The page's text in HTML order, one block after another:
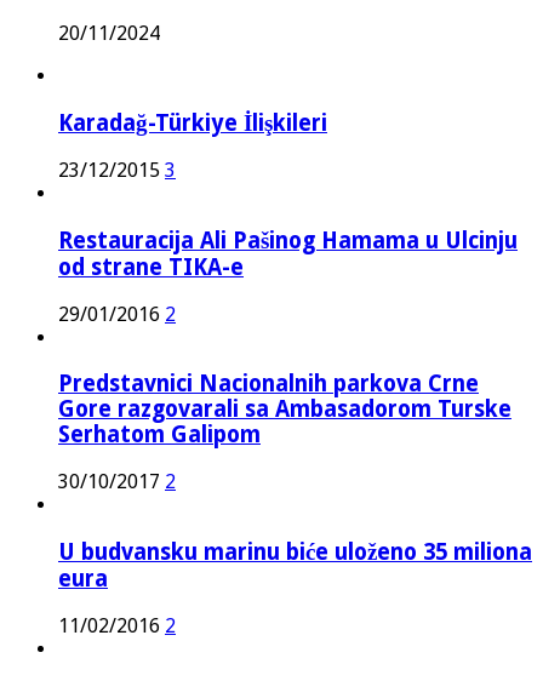
20/11/2024
Karadağ-Türkiye İlişkileri
23/12/2015 3
Restauracija Ali Pašinog Hamama u Ulcinju
od strane TIKA-e
29/01/2016 2
Predstavnici Nacionalnih parkova Crne
Gore razgovarali sa Ambasadorom Turske
Serhatom Galipom
30/10/2017 2
U budvansku marinu biće uloženo 35 miliona
eura
11/02/2016 2